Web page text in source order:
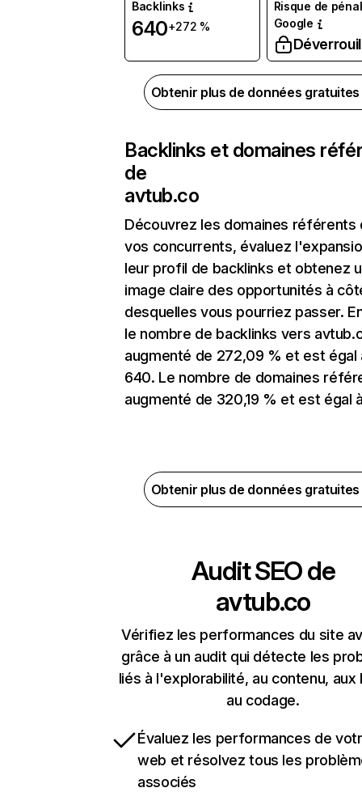
Backlinks
640+272 %
Risque de
Google
Obtenir plus de données
Backlinks et domaines
de
avtub.co
Découvrez les domaines référents
vos concurrents, évaluez
leur profil de backlinks et obtenez
image claire des opportunités à
desquelles vous pourriez passer.
le nombre de backlinks vers
augmenté de 272,09 % et est égal
640. Le nombre de domaines
augmenté de 320,19 % et est égal
Obtenir plus de données
Audit SEO de
avtub.co
Vérifiez les performances du site
grâce à un audit qui détecte les
liés à l'explorabilité, au contenu, aux
au codage.
Évaluez les performances de
web et résolvez tous les
associés